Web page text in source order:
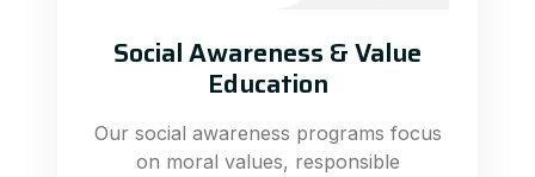
Social Awareness & Value
Education
Our social awareness programs focus
on moral values, responsible